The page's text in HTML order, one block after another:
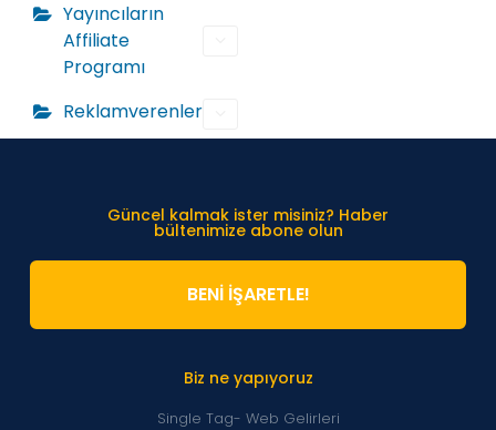
Yayıncıların
Affiliate
Programı
Reklamverenler
Biz ne yapıyoruz
Single Tag- Web Gelirleri
Güncel kalmak ister misiniz? Haber
bültenimize abone olun
BENİ İŞARETLE!